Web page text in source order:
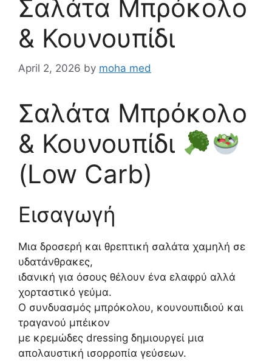
Σαλάτα Μπρόκολο
& Κουνουπίδι
April 2, 2026 by moha med
Σαλάτα Μπρόκολο
& Κουνουπίδι
(Low Carb)
Εισαγωγή
Μια δροσερή και θρεπτική σαλάτα χαμηλή σε
υδατάνθρακες,
ιδανική για όσους θέλουν ένα ελαφρύ αλλά
χορταστικό γεύμα.
Ο συνδυασμός μπρόκολου, κουνουπιδιού και
τραγανού μπέικον
με κρεμώδες dressing δημιουργεί μια
απολαυστική ισορροπία γεύσεων.